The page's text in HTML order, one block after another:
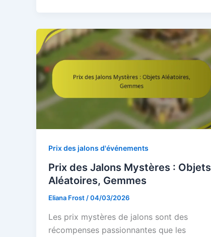
Prix des jalons d'événements
Prix des Jalons Mystères : Objets
Aléatoires, Gemmes
Eliana Frost /04/03/2026
Les prix mystères de jalons sont des
récompenses passionnantes que les